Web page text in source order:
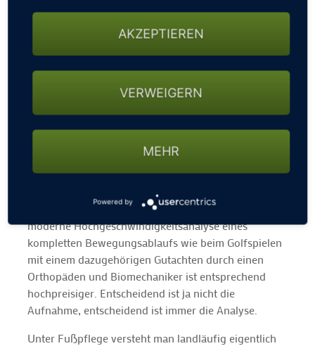
in Millisekunden- Abschnitten genau analysieren.
Wir haben 26 Gelenke sowie 25 Knochen am Fuß,
Da stellt sich schnell die Frage nach den Kosten …
Was ich hier beschrieben habe, kann man
einen Teil der Kosten selbst tragen. Das geht über die
Gebührenordnung für Ärzte, da sollte man vorher bei
der Krankenkasse anfragen. Eine normale Fußdruck-
und Laufbandanalyse kostet ungefähr 180 Euro. Eine
moderne Hochgeschwindigkeitsanalyse eines
kompletten Bewegungsablaufs wie beim Golfspielen
mit einem dazugehörigen Gutachten durch einen
Orthopäden und Biomechaniker ist entsprechend
hochpreisiger. Entscheidend ist ja nicht die
Aufnahme, entscheidend ist immer die Analyse.
Unter Fußpflege versteht man landläufig eigentlich
AKZEPTIEREN
VERWEIGERN
MEHR
Powered by